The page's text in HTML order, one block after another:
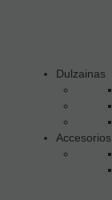
Dulzainas
Accesorios